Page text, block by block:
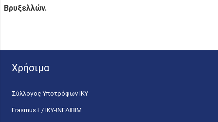
Βρυξελλών.
Χρήσιμα
Σύλλογος Υποτρόφων ΙΚΥ
Erasmus+ / ΙΚΥ-ΙΝΕΔΙΒΙΜ